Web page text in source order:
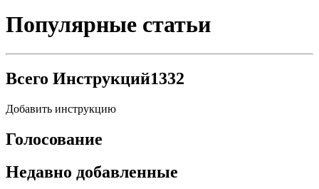
Популярные статьи
Всего Инструкций1332
Добавить инструкцию
Голосование
Недавно добавленные